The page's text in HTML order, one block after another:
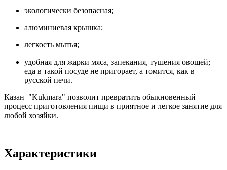
экологически безопасная;
​алюминиевая крышка;​
легкость мытья;
удобная для жарки мяса, запекания, тушения овощей;
еда в такой посуде не пригорает, а томится, как в
русской печи.
Казан "Kukmara" позволит превратить обыкновенный
процесс приготовления пищи в приятное и легкое занятие для
любой хозяйки.
Характеристики